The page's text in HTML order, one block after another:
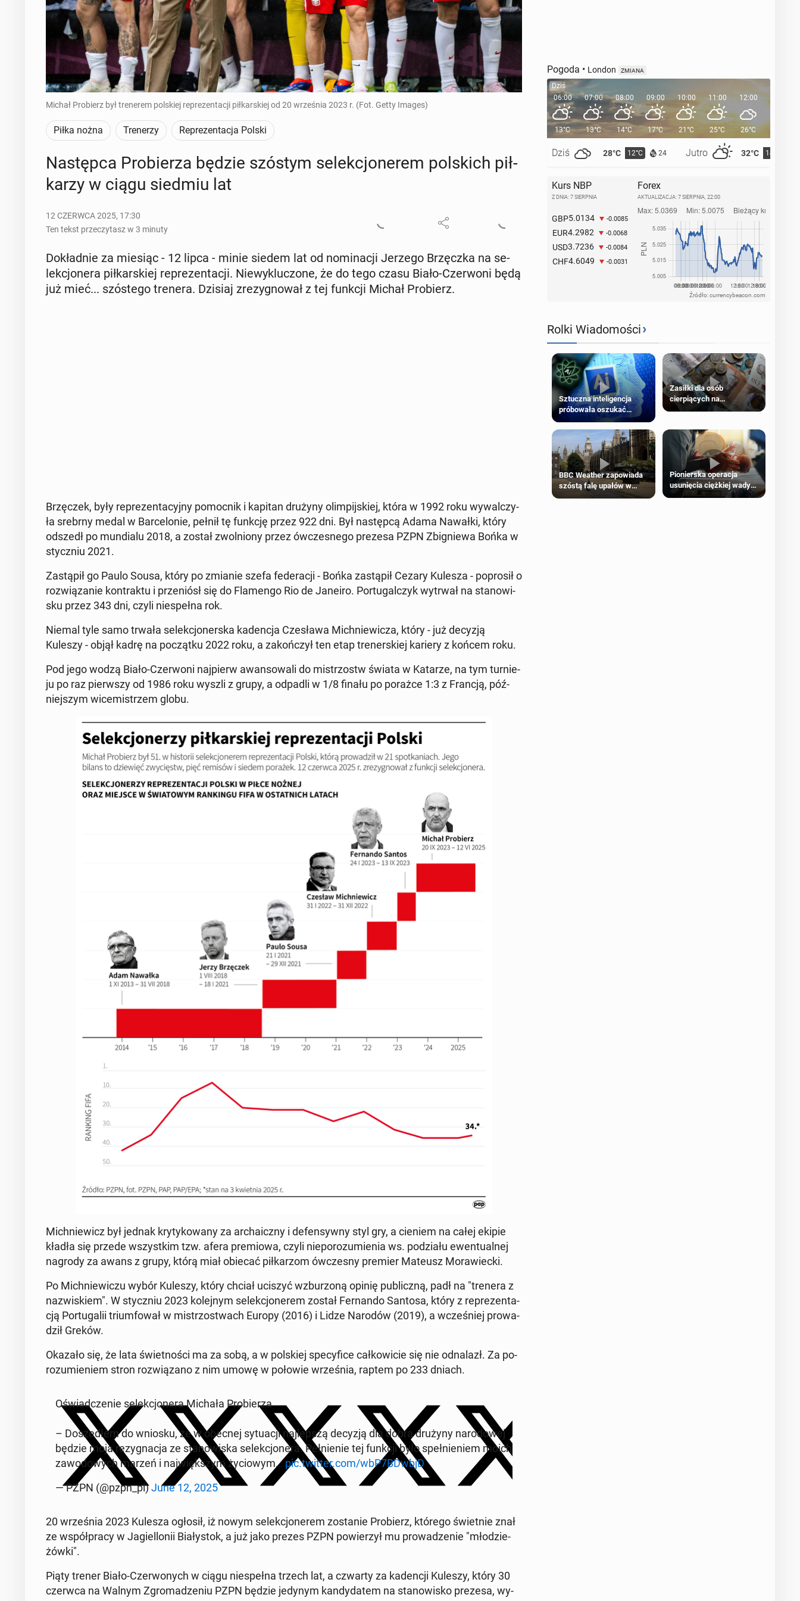
Michał Probierz był trenerem polskiej reprezentacji piłkarskiej od 20 września 2023 r. (Fot. Getty Images)
Piłka nożna Trenerzy Reprezentacja Polski
Na­stęp­ca Pro­bie­rza będzie szóstym se­lek­cjo­ne­rem pol­skich pił­
ka­rzy w ciągu siedmiu lat
12 CZERWCA 2025, 17:30
Ten tekst przeczytasz w 3 minuty
Do­kład­nie za miesiąc - 12 lipca - minie siedem lat od no­mi­na­cji Jerzego Brzęcz­ka na se­
lek­cjo­ne­ra pił­kar­skiej re­pre­zen­ta­cji. Nie­wy­klu­czo­ne, że do tego czasu Biało-Czer­wo­ni będą
już mieć... szó­ste­go trenera. Dzisiaj zre­zy­gno­wał z tej funkcji Michał Pro­bierz.
Brzę­czek, były re­pre­zen­ta­cyj­ny po­moc­nik i kapitan drużyny olim­pij­skiej, która w 1992 roku wy­wal­czy­
ła srebrny medal w Bar­ce­lo­nie, pełnił tę funkcję przez 922 dni. Był na­stęp­cą Adama Nawałki, który
odszedł po mun­dia­lu 2018, a został zwol­nio­ny przez ów­cze­sne­go prezesa PZPN Zbi­gnie­wa Bońka w
stycz­niu 2021.
Za­stą­pił go Paulo Sousa, który po zmianie szefa fe­de­ra­cji - Bońka za­stą­pił Cezary Kulesza - po­pro­sił o
roz­wią­za­nie kon­trak­tu i prze­niósł się do Fla­men­go Rio de Janeiro. Por­tu­gal­czyk wytrwał na sta­no­wi­
sku przez 343 dni, czyli nie­speł­na rok.
Niemal tyle samo trwała se­lek­cjo­ner­ska ka­den­cja Cze­sła­wa Mich­nie­wi­cza, który - już decyzją
Kuleszy - objął kadrę na po­cząt­ku 2022 roku, a za­koń­czył ten etap tre­ner­skiej kariery z końcem roku.
Pod jego wodzą Biało-Czer­wo­ni naj­pierw awan­so­wa­li do mi­strzostw świata w Katarze, na tym tur­nie­
ju po raz pierw­szy od 1986 roku wyszli z grupy, a odpadli w 1/8 finału po porażce 1:3 z Francją, póź­
niej­szym wi­ce­mi­strzem globu.
Mich­nie­wicz był jednak kry­ty­ko­wa­ny za ar­cha­icz­ny i de­fen­syw­ny styl gry, a cieniem na całej ekipie
kładła się przede wszyst­kim tzw. afera pre­mio­wa, czyli nie­po­ro­zu­mie­nia ws. po­dzia­łu ewen­tu­al­nej
nagrody za awans z grupy, którą miał obiecać pił­ka­rzom ów­cze­sny premier Mateusz Mo­ra­wiec­ki.
Po Mich­nie­wi­czu wybór Kuleszy, który chciał uciszyć wzbu­rzo­ną opinię pu­blicz­ną, padł na "trenera z
na­zwi­skiem". W stycz­niu 2023 ko­lej­nym se­lek­cjo­ne­rem został Fer­nan­do Santosa, który z re­pre­zen­ta­
cją Por­tu­ga­lii trium­fo­wał w mi­strzo­stwach Europy (2016) i Lidze Narodów (2019), a wcze­śniej pro­wa­
dził Greków.
Okazało się, że lata świet­no­ści ma za sobą, a w pol­skiej spe­cy­fi­ce cał­ko­wi­cie się nie od­na­lazł. Za po­
ro­zu­mie­niem stron roz­wią­za­no z nim umowę w połowie wrze­śnia, raptem po 233 dniach.
Oświad­cze­nie se­lek­cjo­ne­ra Michała Pro­bie­rza
– Do­sze­dłem do wniosku, że w obecnej sy­tu­acji naj­lep­szą decyzją dla dobra drużyny na­ro­do­wej
będzie moja re­zy­gna­cja ze sta­no­wi­ska se­lek­cjo­ne­ra. Peł­nie­nie tej funkcji było speł­nie­niem moich
za­wo­do­wych marzeń i naj­więk­szym ży­cio­wym…pic.twitter.com/wbP7BDwbjD
— PZPN (@pzpn_pl)June 12, 2025
20 wrze­śnia 2023 Kulesza ogłosił, iż nowym se­lek­cjo­ne­rem zo­sta­nie Pro­bierz, którego świet­nie znał
ze współ­pra­cy w Ja­giel­lo­nii Bia­ły­stok, a już jako prezes PZPN po­wie­rzył mu pro­wa­dze­nie "mło­dzie­
żów­ki".
Piąty trener Biało-Czer­wo­nych w ciągu nie­speł­na trzech lat, a czwarty za ka­den­cji Kuleszy, który 30
czerwca na Walnym Zgro­ma­dze­niu PZPN będzie jedynym kan­dy­da­tem na sta­no­wi­sko prezesa, wy­
Pogoda • London ZMIANA
Dziś
06:00
13°C
Dziś 28°C 12°C 24 Jutro 32°C 14°C
07:00
13°C
08:00
14°C
09:00
17°C
10:00
21°C
11:00
25°C
12:00
26°C
13:00
Kurs NBP
Z DNIA: 7 SIERPNIA
GBP5.0134 -0.0085
EUR4.2982 -0.0068
USD3.7236 -0.0084
CHF4.6049 -0.0031
Forex
AKTUALIZACJA: 7 SIERPNIA, 22:00
Źródło: currencybeacon.com
Rolki Wiadomości›
Sztuczna inteligencja
próbowała oszukać
człowieka
Zasiłki dla osób
cierpiących na
schorzenia psychiczne
BBC Weather zapowiada
szóstą falę upałów w
Londynie
Pionierska operacja
usunięcia ciężkiej wady
wrodzonej płodu w łonie